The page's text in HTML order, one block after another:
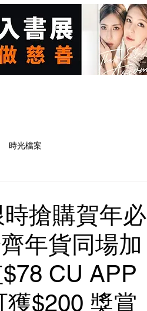
時光檔案
搶購賀年必
年貨同場加
CU APP
$200 獎賞